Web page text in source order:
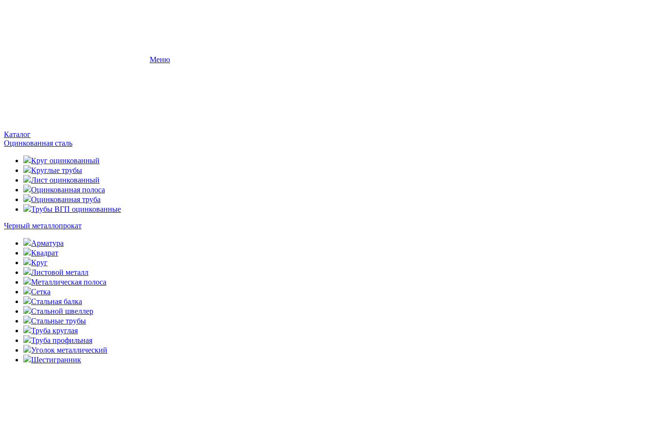
Меню
Каталог
Оцинкованная сталь
Круг оцинкованный
Круглые трубы
Лист оцинкованный
Оцинкованная полоса
Оцинкованная труба
Трубы ВГП оцинкованные
Черный металлопрокат
Арматура
Квадрат
Круг
Листовой металл
Металлическая полоса
Сетка
Стальная балка
Стальной швеллер
Стальные трубы
Труба круглая
Труба профильная
Уголок металлический
Шестигранник